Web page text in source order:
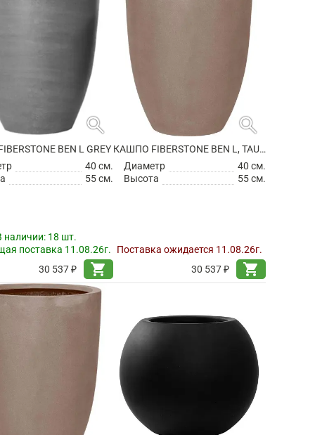
search
BEN L GREY
40 см.
55 см.
наличии: 18 шт.
поставка 11.08.26г.
30 537 ₽
shopping_cart
search
КАШПО FIBERSTONE BEN L, TAUPE
Диаметр
40 см.
Высота
55 см.
Поставка ожидается 11.08.26г.
30 537 ₽
shopping_cart